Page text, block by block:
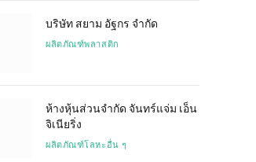
บริษัท สยาม อัฐกร จำกัด
ผลิตภัณฑ์พลาสติก
ห้างหุ้นส่วนจำกัด จันทร์แจ่ม เอ็น
จิเนียริ่ง
ผลิตภัณฑ์โลหะอื่น ๆ